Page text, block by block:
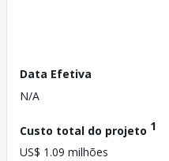
Data Efetiva
N/A
Custo total do projeto 1
US$ 1.09 milhões